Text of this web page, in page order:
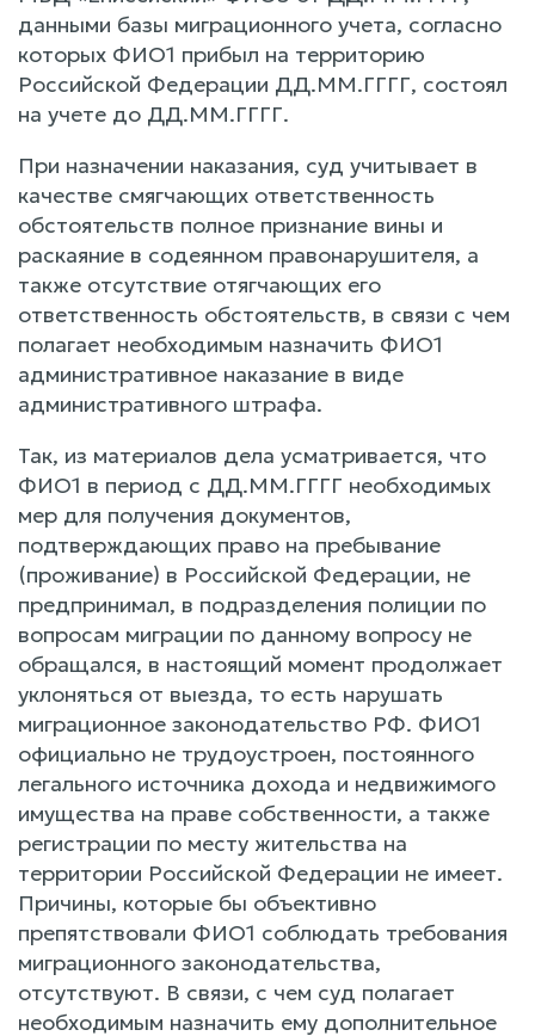
данными базы миграционного учета, согласно
которых ФИО1 прибыл на территорию
Российской Федерации ДД.ММ.ГГГГ, состоял
на учете до ДД.ММ.ГГГГ.
При назначении наказания, суд учитывает в
качестве смягчающих ответственность
обстоятельств полное признание вины и
раскаяние в содеянном правонарушителя, а
также отсутствие отягчающих его
ответственность обстоятельств, в связи с чем
полагает необходимым назначить ФИО1
административное наказание в виде
административного штрафа.
Так, из материалов дела усматривается, что
ФИО1 в период с ДД.ММ.ГГГГ необходимых
мер для получения документов,
подтверждающих право на пребывание
(проживание) в Российской Федерации, не
предпринимал, в подразделения полиции по
вопросам миграции по данному вопросу не
обращался, в настоящий момент продолжает
уклоняться от выезда, то есть нарушать
миграционное законодательство РФ. ФИО1
официально не трудоустроен, постоянного
легального источника дохода и недвижимого
имущества на праве собственности, а также
регистрации по месту жительства на
территории Российской Федерации не имеет.
Причины, которые бы объективно
препятствовали ФИО1 соблюдать требования
миграционного законодательства,
отсутствуют. В связи, с чем суд полагает
необходимым назначить ему дополнительное